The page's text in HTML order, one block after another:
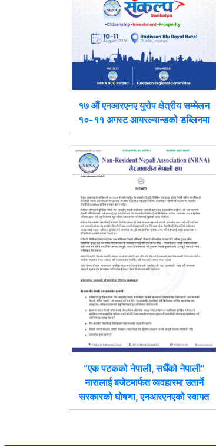
१७ औं एनआरएनए युरोप क्षेत्रीय सम्मेलन
१०-११ अगस्ट आयरल्यान्डको डब्लिनमा
“एक पटकको नेपाली, सधैँको नेपाली”
नारालाई बजेटमार्फत व्यवहारमा उतार्ने
सरकारको घोषणा, एनआरएनएको स्वागत